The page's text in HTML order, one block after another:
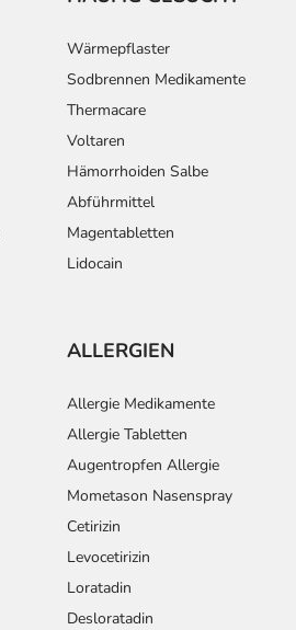
Wärmepflaster
Sodbrennen Medikamente
Thermacare
Voltaren
Hämorrhoiden Salbe
Abführmittel
Magentabletten
Lidocain
ALLERGIEN
Allergie Medikamente
Allergie Tabletten
Augentropfen Allergie
Mometason Nasenspray
Cetirizin
Levocetirizin
Loratadin
Desloratadin